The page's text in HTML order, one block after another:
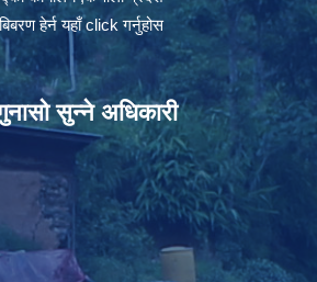
हेर्न यहाँ click गर्नुहोस
सुन्ने अधिकारी